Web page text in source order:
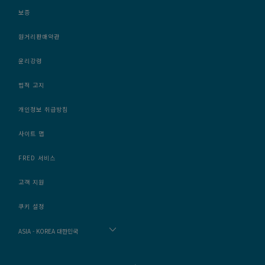
보증
원거리판매약관
윤리강령
법적 고지
개인정보 취급방침
사이트 맵
FRED 서비스
고객 지원
쿠키 설정
ASIA - KOREA 대한민국